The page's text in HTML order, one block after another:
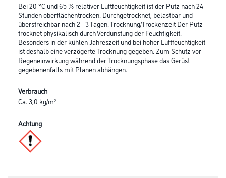
Bei 20 °C und 65 % relativer Luftfeuchtigkeit ist der Putz nach 24
Stunden oberflächentrocken. Durchgetrocknet, belastbar und
überstreichbar nach 2 - 3 Tagen. Trocknung/Trockenzeit Der Putz
trocknet physikalisch durch Verdunstung der Feuchtigkeit.
Besonders in der kühlen Jahreszeit und bei hoher Luftfeuchtigkeit
ist deshalb eine verzögerte Trocknung gegeben. Zum Schutz vor
Regeneinwirkung während der Trocknungsphase das Gerüst
gegebenenfalls mit Planen abhängen.
Verbrauch
Ca. 3,0 kg/m²
Achtung